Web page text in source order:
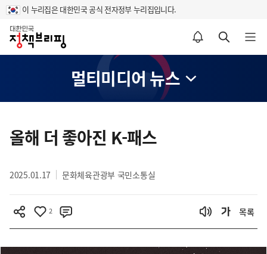
이 누리집은 대한민국 공식 전자정부 누리집입니다.
홈
알림설정 바로가기 검색 바로가기 메뉴 열기
멀티미디어 뉴스
텐
츠
역
올해 더 좋아진 K-패스
2025.01.17 문화체육관광부 국민소통실
2 목록